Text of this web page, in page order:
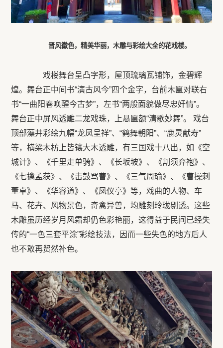
晋风徽色，精美华丽，木雕与彩绘大全的花戏楼。
戏楼舞台呈凸字形，屋顶琉璃瓦铺饰，金碧辉
煌。舞台正中间书“演古风今”四个金字，台前木匾对联右
书“一曲阳春唤醒今古梦”，左书“两般面貌做尽忠奸情”。
舞台正中屏风透雕二龙戏珠，上悬匾额“清歌妙舞”。 戏台
顶部藻井彩绘九幅“龙凤呈祥”、“鹤舞朝阳”、“鹿灵献寿”
等，横梁木枋上皆镶大木透雕，有三国戏十八出，如《空
城计》、《千里走单骑》、《长坂坡》、《割须弃袍》、
《七擒孟获》、《击鼓骂曹》、《三气周瑜》、《曹操刺
董卓》、《华容道》、《凤仪亭》等，戏曲的人物、车
马、花卉、风物景色，奇禽异兽，均雕刻玲珑剔透。这些
木雕虽历经岁月风霜却仍色彩艳丽，这得益于民间已经失
传的“一色三套平涂”彩绘技法，因而一些失色的地方后人
也不敢再贸然补色。